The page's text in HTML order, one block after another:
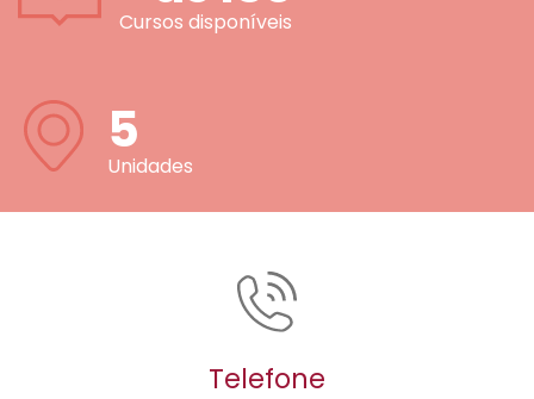
Cursos disponíveis
5
Unidades
Telefone